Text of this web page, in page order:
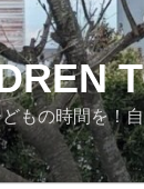
もの時間を！